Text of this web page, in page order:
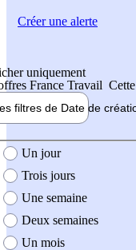
uniquement
France Travail
filtres de Date de
création de l'offre
Un jour
Trois jours
Une semaine
Deux semaines
Un mois
Créer une alerte